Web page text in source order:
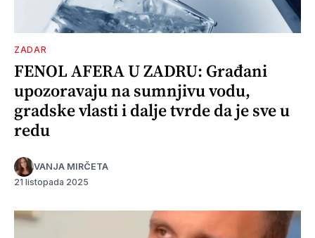
ZADAR
FENOL AFERA U ZADRU: Građani
upozoravaju na sumnjivu vodu,
gradske vlasti i dalje tvrde da je sve u
redu
VANJA MIRČETA
21 listopada 2025